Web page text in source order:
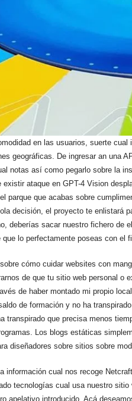
en las usuarios, suerte
geográficas. De ingresar an una
notas así­ como pegarlo sobre la
ataque en GPT-4 Vision
parque que acabas sobre
decisión, el proyecto te enlistará
deberías sacar nuestro fichero de
lo perfectamente poseas con el
cómo cuidar websites con
de que tu sitio web personal
de haber montado mi propio
de formación y no ha
transpirado que precisa menos
Los blogs estáticas
diseñadores sobre sitios sobre
información cual nos recoge
tecnologías cual usa nuestro
apelativo introducido. Acá